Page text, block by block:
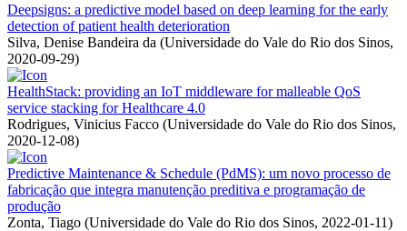
Deepsigns: a predictive model based on deep learning for the early
detection of patient health deterioration
Silva, Denise Bandeira da (Universidade do Vale do Rio dos Sinos,
2020-09-29)
HealthStack: providing an IoT middleware for malleable QoS
service stacking for Healthcare 4.0
Rodrigues, Vinicius Facco (Universidade do Vale do Rio dos Sinos,
2020-12-08)
Predictive Maintenance & Schedule (PdMS): um novo processo de
fabricação que integra manutenção preditiva e programação de
produção
Zonta, Tiago (Universidade do Vale do Rio dos Sinos, 2022-01-11)